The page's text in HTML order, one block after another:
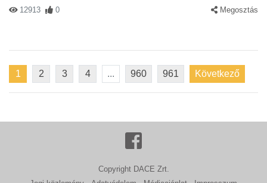
12913 0 Megosztás
1 2 3 4 ... 960 961 Következő
Copyright DACE Zrt.